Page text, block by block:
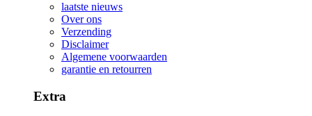
laatste nieuws
Over ons
Verzending
Disclaimer
Algemene voorwaarden
garantie en retourren
Extra